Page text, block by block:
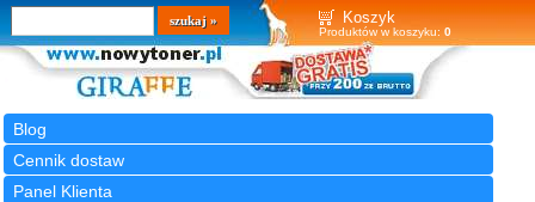
Koszyk
Produktów w koszyku: 0
Blog
Cennik dostaw
Panel Klienta
Wyszukiwarka
szukaj